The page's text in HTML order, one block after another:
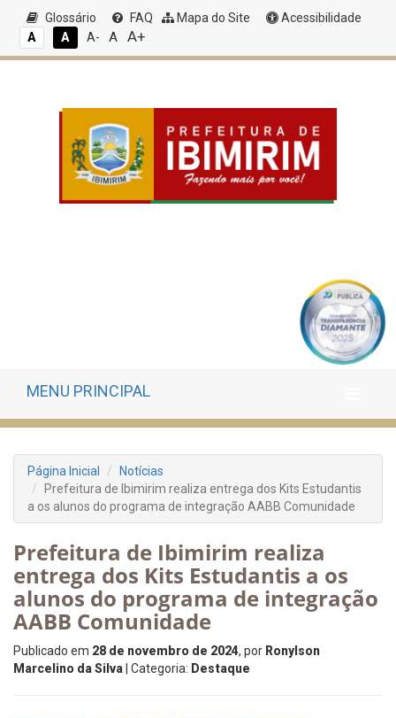
Glossário FAQ Mapa do Site
Acessibilidade
A
A A- A A+
MENU PRINCIPAL
Página Inicial
Notícias
Prefeitura de Ibimirim realiza entrega dos Kits Estudantis
a os alunos do programa de integração AABB Comunidade
Prefeitura de Ibimirim realiza
entrega dos Kits Estudantis a os
alunos do programa de integração
AABB Comunidade
Publicado em 28 de novembro de 2024, por Ronylson
Marcelino da Silva | Categoria: Destaque